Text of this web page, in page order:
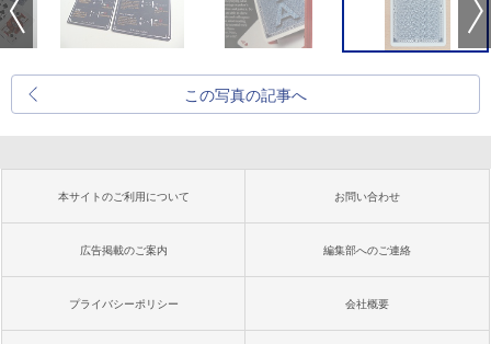
この写真の記事へ
本サイトのご利用について お問い合わせ
広告掲載のご案内 編集部へのご連絡
プライバシーポリシー 会社概要